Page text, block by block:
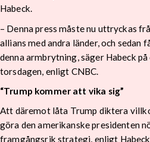
Habeck.
– Denna press måste nu uttryckas
allians med andra länder, och sedan
denna armbrytning, säger Habeck
torsdagen, enligt CNBC.
“Trump kommer att vika sig”
Att däremot låta Trump diktera
göra den amerikanske presidenten
framgångsrik strategi, enligt